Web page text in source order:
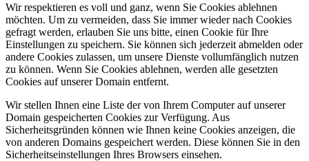
Wir respektieren es voll und ganz, wenn Sie Cookies ablehnen
möchten. Um zu vermeiden, dass Sie immer wieder nach Cookies
gefragt werden, erlauben Sie uns bitte, einen Cookie für Ihre
Einstellungen zu speichern. Sie können sich jederzeit abmelden oder
andere Cookies zulassen, um unsere Dienste vollumfänglich nutzen
zu können. Wenn Sie Cookies ablehnen, werden alle gesetzten
Cookies auf unserer Domain entfernt.
Wir stellen Ihnen eine Liste der von Ihrem Computer auf unserer
Domain gespeicherten Cookies zur Verfügung. Aus
Sicherheitsgründen können wie Ihnen keine Cookies anzeigen, die
von anderen Domains gespeichert werden. Diese können Sie in den
Sicherheitseinstellungen Ihres Browsers einsehen.